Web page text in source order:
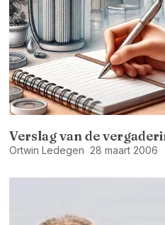
Verslag van de
Ortwin Ledegen 28 maart 2006